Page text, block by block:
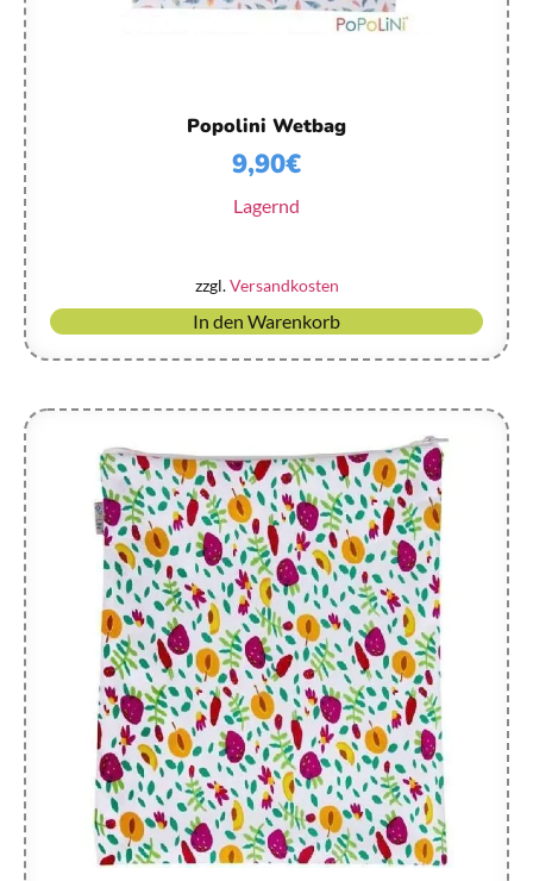
Popolini Wetbag
9,90€
Lagernd
zzgl.Versandkosten
In den Warenkorb